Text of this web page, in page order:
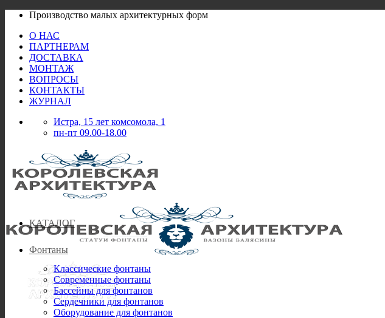
Skip
content
Производство малых архитектурных форм
О НАС
ПАРТНЕРАМ
ДОСТАВКА
МОНТАЖ
ВОПРОСЫ
КОНТАКТЫ
ЖУРНАЛ
Истра, 15 лет комсомола, 1
пн-пт 09.00-18.00
КАТАЛОГ
Фонтаны
Классические фонтаны
Современные фонтаны
Бассейны для фонтанов
Сердечники для фонтанов
Оборудование для фонтанов